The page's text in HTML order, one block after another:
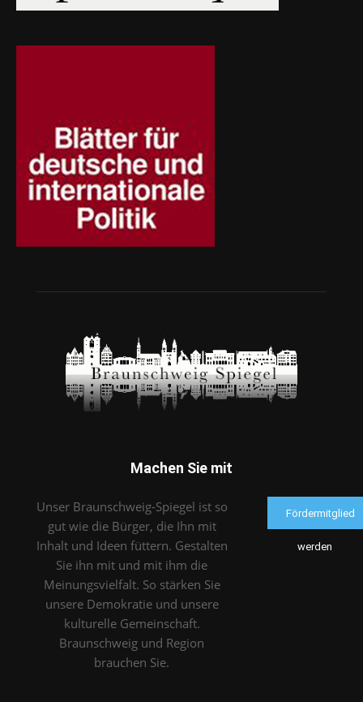
Machen Sie mit
Unser Braunschweig-Spiegel ist so
gut wie die Bürger, die Ihn mit
Inhalt und Ideen füttern. Gestalten
Sie ihn mit und mit ihm die
Meinungsvielfalt. So stärken Sie
unsere Demokratie und unsere
kulturelle Gemeinschaft.
Braunschweig und Region
brauchen Sie.
Fördermitglied
werden